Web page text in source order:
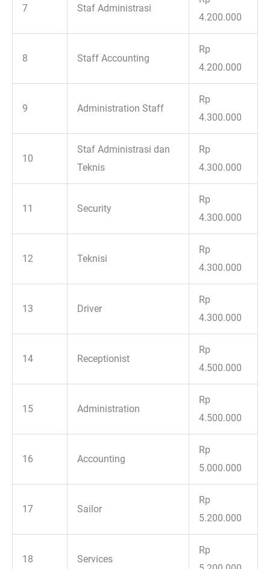
7 Staf Administrasi
4.200.000
8 Staff Accounting
Rp
4.200.000
9 Administration Staff
Rp
4.300.000
10
Staf Administrasi dan
Teknis
Rp
4.300.000
11 Security
Rp
4.300.000
12 Teknisi
Rp
4.300.000
13 Driver
Rp
4.300.000
14 Receptionist
Rp
4.500.000
15 Administration
Rp
4.500.000
16 Accounting
Rp
5.000.000
17 Sailor
Rp
5.200.000
18 Services
Rp